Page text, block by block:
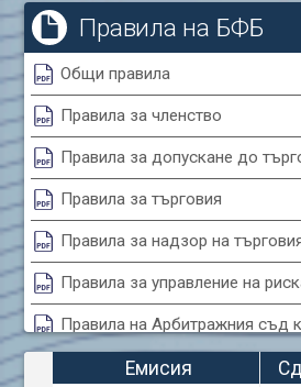
Advanced Micro Devices Inc. (AMD)
Agrana Beteiligungs AG (AGB2)
Air Canada Inc. (ADH2)
Air France (AFR0)
Air Liquide SA (AIL)
Airbus SE (AIR)
Aixtron SE (AIXA)
Algonquin Power & Utilities Corp (751)
Alibaba Group Holding Ltd. (AHLA)
Allianz SE (ALV)
Alphabet Inc. (ABEA)
Alphabet Inc. (ABEC)
Altria Group Inc. (PHM7)
Amazon.com Inc. (AMZ)
Правила на БФБ
Общи правила
Правила за членство
Правила за допускане до
Правила за търговия
Правила за надзор на
Правила за управление на
Правила на Арбитражния съд
фондова борса
Емисия